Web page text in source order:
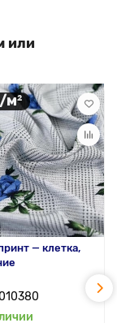
или
м²
— клетка,